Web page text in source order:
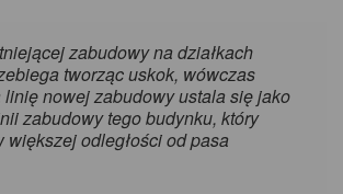
zabudowy na działkach
tworząc uskok, wówczas
nowej zabudowy ustala się jako
zabudowy tego budynku, który
większej odległości od pasa